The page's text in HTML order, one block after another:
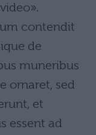
contendit
de
muneribus
ornaret, sed
et
essent ad